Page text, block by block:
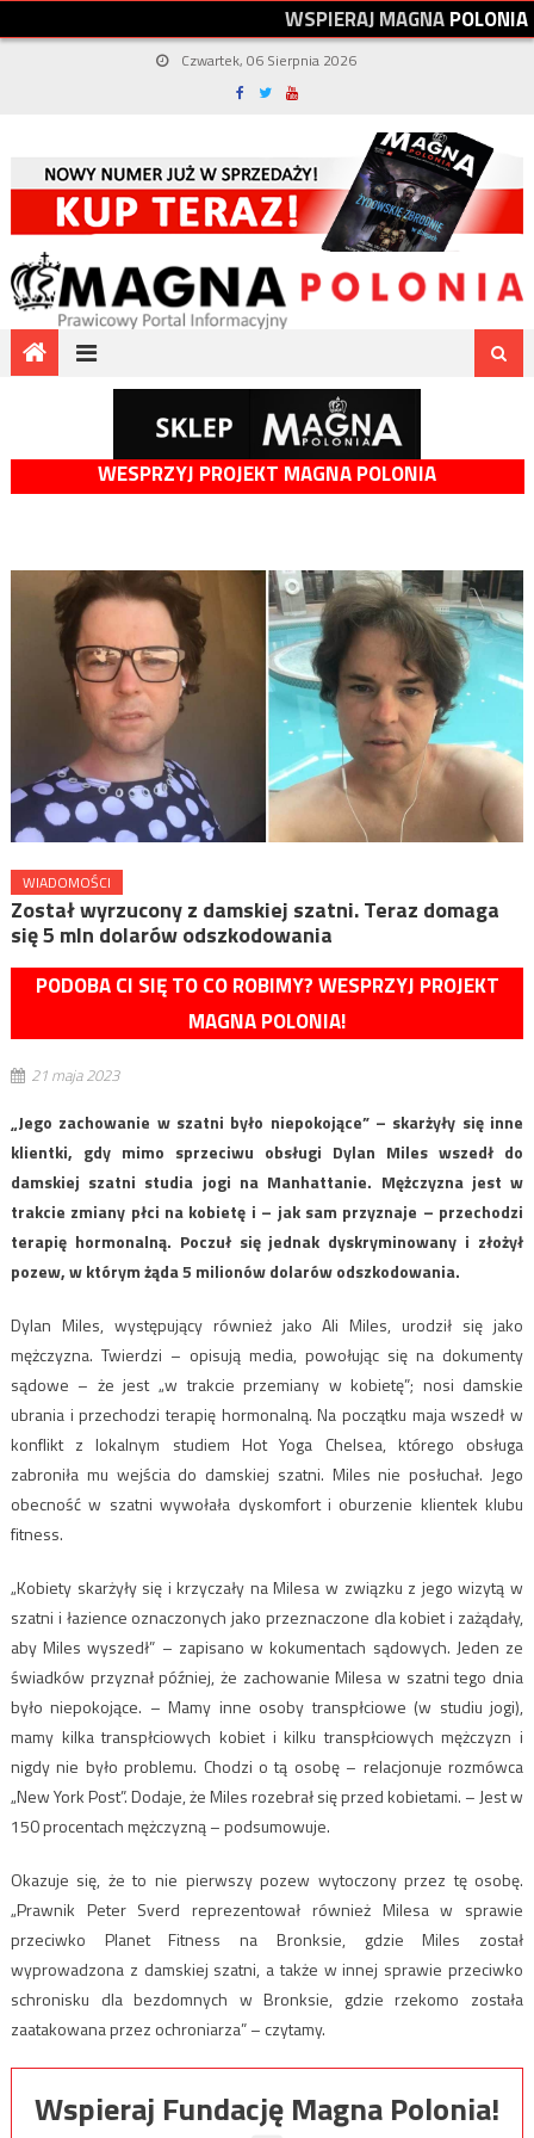
WSPIERAJMAGNAPOLONIA
Czwartek, 06 Sierpnia 2026
WESPRZYJ PROJEKT MAGNA POLONIA
WIADOMOŚCI
Został wyrzucony z damskiej szatni. Teraz domaga
się 5 mln dolarów odszkodowania
PODOBA CI SIĘ TO CO ROBIMY? WESPRZYJ PROJEKT
MAGNA POLONIA!
21 maja 2023
„Jego zachowanie w szatni było niepokojące” – skarżyły się inne
klientki, gdy mimo sprzeciwu obsługi Dylan Miles wszedł do
damskiej szatni studia jogi na Manhattanie. Mężczyzna jest w
trakcie zmiany płci na kobietę i – jak sam przyznaje – przechodzi
terapię hormonalną. Poczuł się jednak dyskryminowany i złożył
pozew, w którym żąda 5 milionów dolarów odszkodowania.
Dylan Miles, występujący również jako Ali Miles, urodził się jako
mężczyzna. Twierdzi – opisują media, powołując się na dokumenty
sądowe – że jest „w trakcie przemiany w kobietę”; nosi damskie
ubrania i przechodzi terapię hormonalną. Na początku maja wszedł w
konflikt z lokalnym studiem Hot Yoga Chelsea, którego obsługa
zabroniła mu wejścia do damskiej szatni. Miles nie posłuchał. Jego
obecność w szatni wywołała dyskomfort i oburzenie klientek klubu
fitness.
„Kobiety skarżyły się i krzyczały na Milesa w związku z jego wizytą w
szatni i łazience oznaczonych jako przeznaczone dla kobiet i zażądały,
aby Miles wyszedł” – zapisano w kokumentach sądowych. Jeden ze
świadków przyznał później, że zachowanie Milesa w szatni tego dnia
było niepokojące. – Mamy inne osoby transpłciowe (w studiu jogi),
mamy kilka transpłciowych kobiet i kilku transpłciowych mężczyzn i
nigdy nie było problemu. Chodzi o tą osobę – relacjonuje rozmówca
„New York Post”. Dodaje, że Miles rozebrał się przed kobietami. – Jest w
150 procentach mężczyzną – podsumowuje.
Okazuje się, że to nie pierwszy pozew wytoczony przez tę osobę.
„Prawnik Peter Sverd reprezentował również Milesa w sprawie
przeciwko Planet Fitness na Bronksie, gdzie Miles został
wyprowadzona z damskiej szatni, a także w innej sprawie przeciwko
schronisku dla bezdomnych w Bronksie, gdzie rzekomo została
zaatakowana przez ochroniarza” – czytamy.
Wspieraj Fundację Magna Polonia!